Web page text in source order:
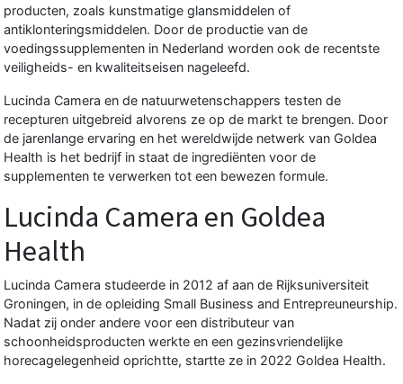
producten, zoals kunstmatige glansmiddelen of
antiklonteringsmiddelen. Door de productie van de
voedingssupplementen in Nederland worden ook de recentste
veiligheids- en kwaliteitseisen nageleefd.
Lucinda Camera en de natuurwetenschappers testen de
recepturen uitgebreid alvorens ze op de markt te brengen. Door
de jarenlange ervaring en het wereldwijde netwerk van Goldea
Health is het bedrijf in staat de ingrediënten voor de
supplementen te verwerken tot een bewezen formule.
Lucinda Camera en Goldea
Health
Lucinda Camera studeerde in 2012 af aan de Rijksuniversiteit
Groningen, in de opleiding Small Business and Entrepreuneurship.
Nadat zij onder andere voor een distributeur van
schoonheidsproducten werkte en een gezinsvriendelijke
horecagelegenheid oprichtte, startte ze in 2022 Goldea Health.